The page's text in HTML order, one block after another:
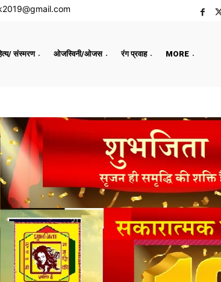
संस्मरण ओजस्विनी/ओजस रंग प्रवाह MORE